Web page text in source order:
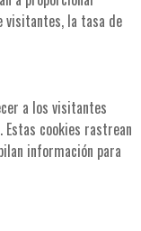
visitantes, la tasa de
a los visitantes
Estas cookies rastrean
información para